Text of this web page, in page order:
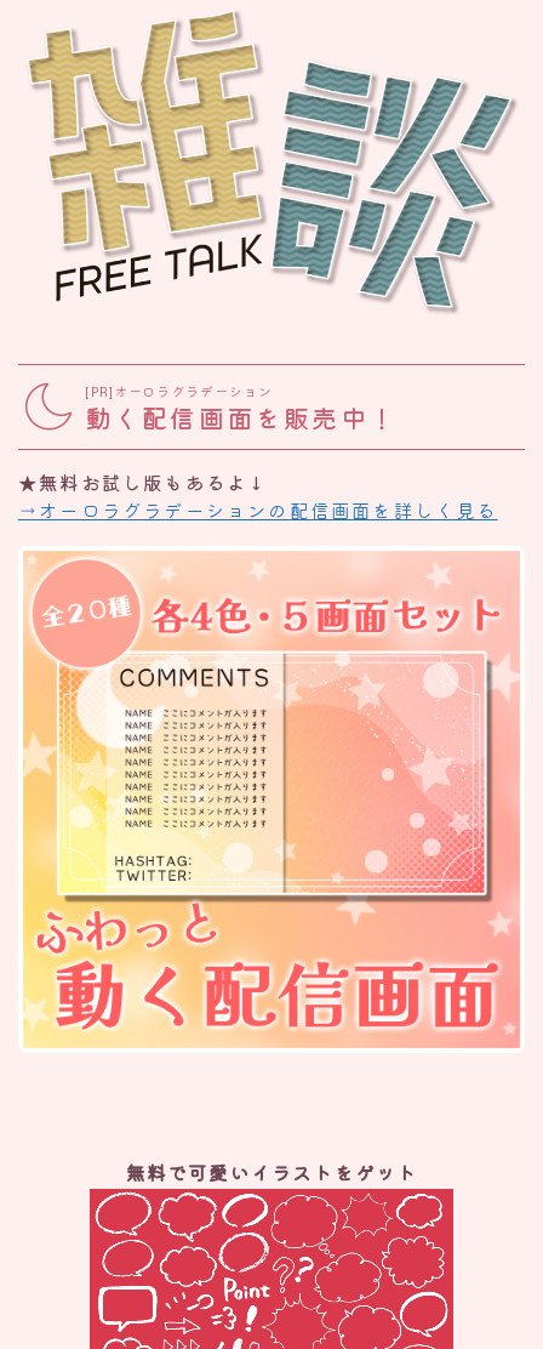
[PR]オーロラグラデーション
動く配信画面を販売中！
★無料お試し版もあるよ↓
→オーロラグラデーションの配信画面を詳しく見る
無料で可愛いイラストをゲット